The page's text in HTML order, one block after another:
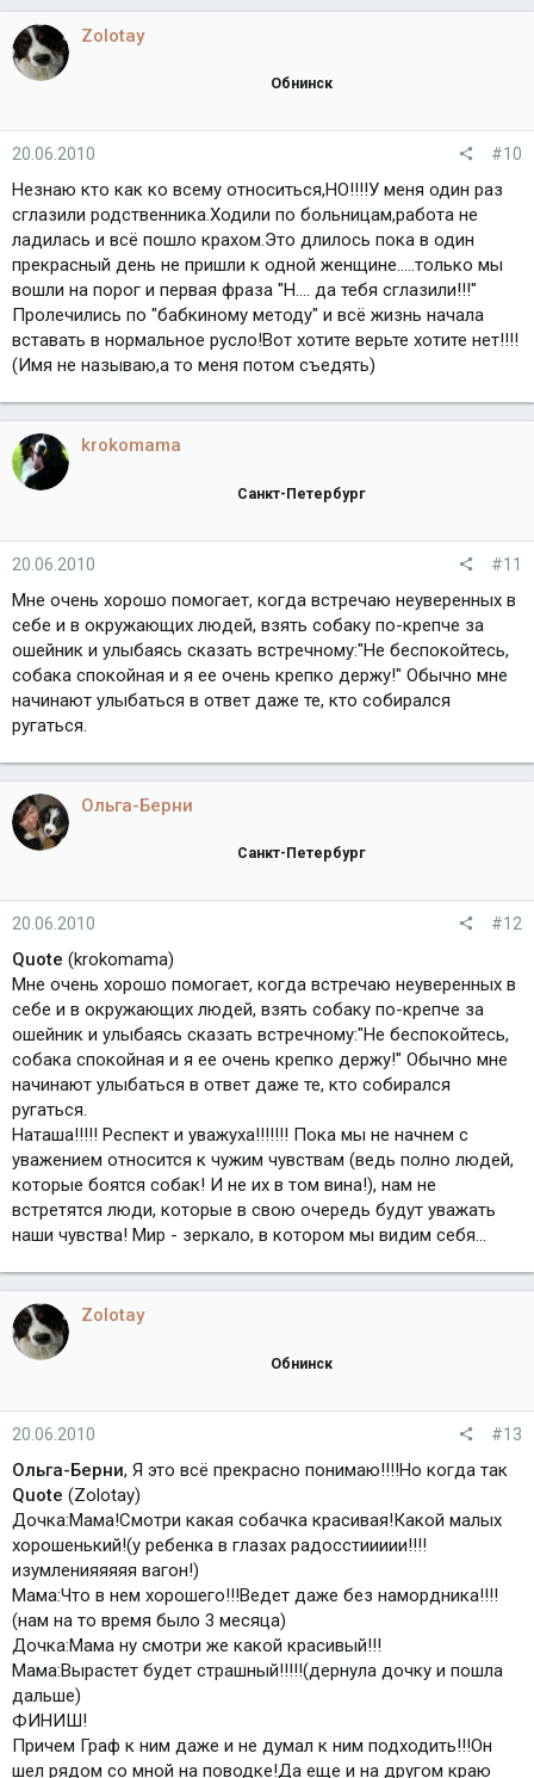
Zolotay
Обнинск
20.06.2010 #10
Незнаю кто как ко всему относиться,НО!!!!У меня один раз
сглазили родственника.Ходили по больницам,работа не
ладилась и всё пошло крахом.Это длилось пока в один
прекрасный день не пришли к одной женщине.....только мы
вошли на порог и первая фраза "Н.... да тебя сглазили!!!"
Пролечились по "бабкиному методу" и всё жизнь начала
вставать в нормальное русло!Вот хотите верьте хотите нет!!!!
(Имя не называю,а то меня потом съедять)
krokomama
Санкт-Петербург
20.06.2010 #11
Мне очень хорошо помогает, когда встречаю неуверенных в
себе и в окружающих людей, взять собаку по-крепче за
ошейник и улыбаясь сказать встречному:"Не беспокойтесь,
собака спокойная и я ее очень крепко держу!" Обычно мне
начинают улыбаться в ответ даже те, кто собирался
ругаться.
Ольга-Берни
Санкт-Петербург
20.06.2010 #12
Quote (krokomama)
Мне очень хорошо помогает, когда встречаю неуверенных в
себе и в окружающих людей, взять собаку по-крепче за
ошейник и улыбаясь сказать встречному:"Не беспокойтесь,
собака спокойная и я ее очень крепко держу!" Обычно мне
начинают улыбаться в ответ даже те, кто собирался
ругаться.
Наташа!!!!! Респект и уважуха!!!!!!! Пока мы не начнем с
уважением относится к чужим чувствам (ведь полно людей,
которые боятся собак! И не их в том вина!), нам не
встретятся люди, которые в свою очередь будут уважать
наши чувства! Мир - зеркало, в котором мы видим себя...
Zolotay
Обнинск
20.06.2010 #13
Ольга-Берни, Я это всё прекрасно понимаю!!!!Но когда так
Quote (Zolotay)
Дочка:Мама!Смотри какая собачка красивая!Какой малых
хорошенький!(у ребенка в глазах радосстиииии!!!!
изумленияяяяя вагон!)
Мама:Что в нем хорошего!!!Ведет даже без намордника!!!!
(нам на то время было 3 месяца)
Дочка:Мама ну смотри же какой красивый!!!
Мама:Вырастет будет страшный!!!!!(дернула дочку и пошла
дальше)
ФИНИШ!
Причем Граф к ним даже и не думал к ним подходить!!!Он
шел рядом со мной на поводке!Да еще и на другом краю